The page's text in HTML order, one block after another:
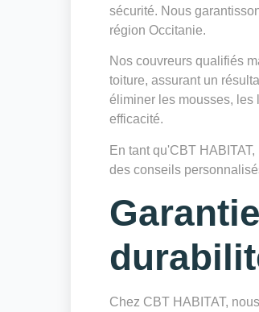
sécurité. Nous
région Occitanie.
Nos couvreurs qualifiés
toiture, assurant un
éliminer les mousses, les
efficacité.
En tant qu'CBT
des conseils
Chez CBT HABITAT,